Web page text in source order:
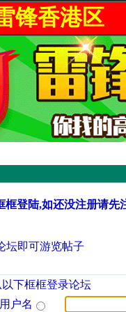
锋香港区
登陆,如还没注册请先
坛即可游览帖子
下框框登录论坛
用户名